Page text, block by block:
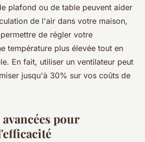
plafond ou de table peuvent aider
de l'air dans votre maison,
de régler votre
température plus élevée tout en
En fait, utiliser un ventilateur peut
jusqu'à 30% sur vos coûts de
pour